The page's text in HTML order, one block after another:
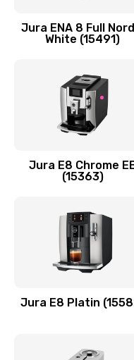
Jura ENA 8 Full
White (15491)
Jura E8 Chrome
(15363)
Jura E8 Platin